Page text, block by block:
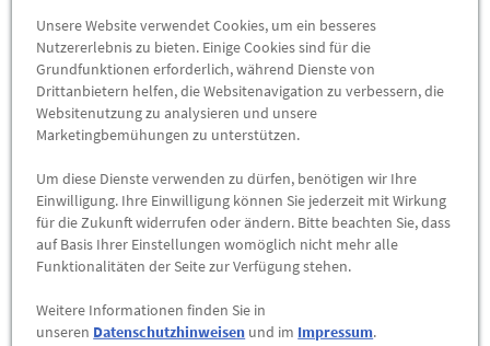
Auswuchtgewichte aus Zink.
Für Fahrzeuge, die mit direkt messendem Reifendruck-
Kontrollsystem ausgestattet sind, empfehlen wir den
Radsensor-Nachrüstsatz.
Das Leichtmetallrad mit Winterreifen für die
Laufrichtungsbindung links mit der Teilenummer 4M0073650B
LD8 ist separat erhältlich.
nicht geeignet für Audi Q7 und Audi SQ7 vor
Unsere Website verwendet Cookies, um ein besseres
Nutzererlebnis zu bieten. Einige Cookies sind für die
Grundfunktionen erforderlich, während Dienste von
Drittanbietern helfen, die Websitenavigation zu verbessern, die
Websitenutzung zu analysieren und unsere
Marketingbemühungen zu unterstützen.
Um diese Dienste verwenden zu dürfen, benötigen wir Ihre
Einwilligung. Ihre Einwilligung können Sie jederzeit mit Wirkung
für die Zukunft widerrufen oder ändern. Bitte beachten Sie, dass
auf Basis Ihrer Einstellungen womöglich nicht mehr alle
Funktionalitäten der Seite zur Verfügung stehen.
Weitere Informationen finden Sie in
unseren Datenschutzhinweisen und im Impressum.